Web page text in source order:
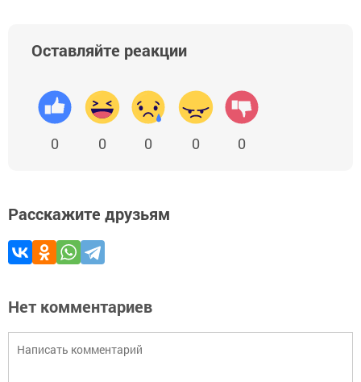
Оставляйте реакции
0 0 0 0 0
Расскажите друзьям
Нет комментариев